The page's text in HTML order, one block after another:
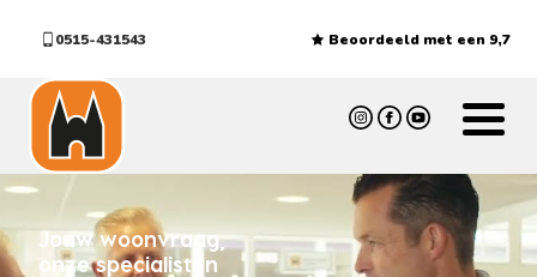
0515-431543 Beoordeeld met een 9,7
Jouw woonvraag,
onze specialisten